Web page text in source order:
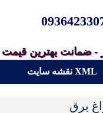
- ضمانت بهترین قیمت
نقشه سایت XML
برق